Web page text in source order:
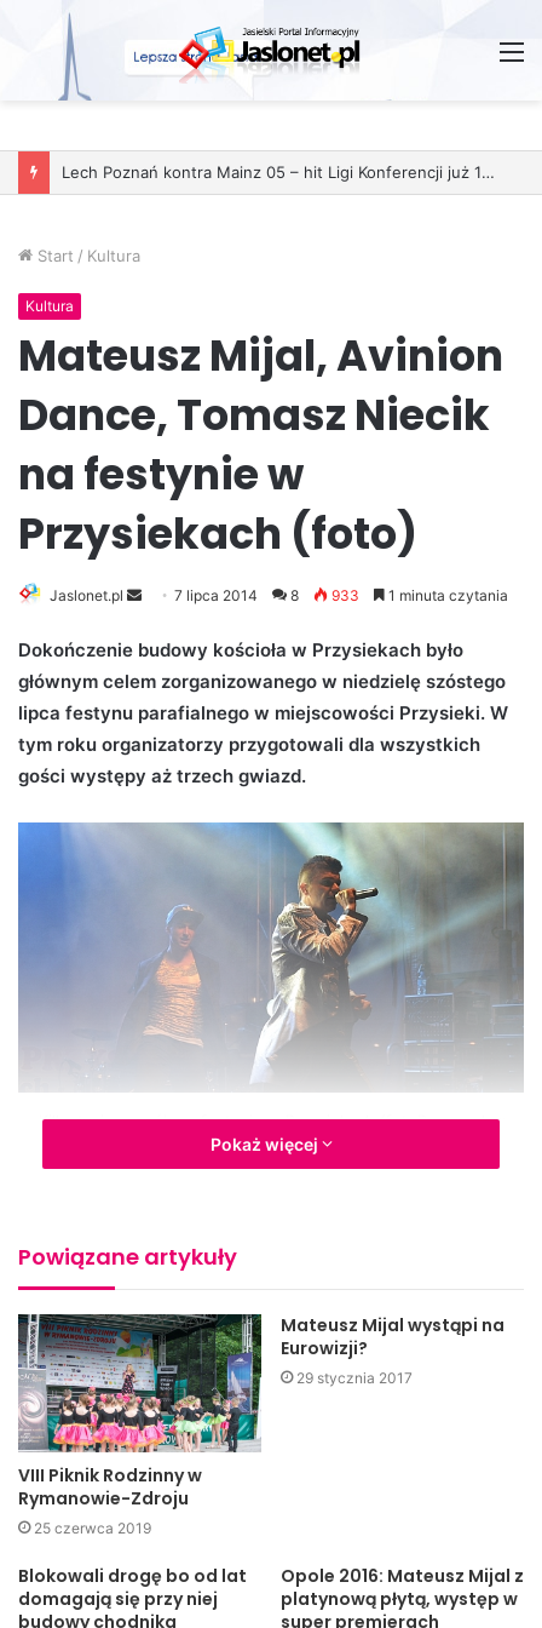
Lech Poznań kontra Mainz 05 – hit Ligi Konferencji już 11 grudnia
Start / Kultura
Kultura
Mateusz Mijal, Avinion
Dance, Tomasz Niecik
na festynie w
Przysiekach (foto)
Jaslonet.pl
n
d
a
n
e
a
7 lipca 2014 8 933 1 minuta czytania
Dokończenie budowy kościoła w Przysiekach było
głównym celem zorganizowanego w niedzielę szóstego
lipca festynu parafialnego w miejscowości Przysieki. W
tym roku organizatorzy przygotowali dla wszystkich
gości występy aż trzech gwiazd.
Kilka tysięcy osób na festynie w Przysiekach (fot. Przemysław
Janas, Jaslonet.pl)
z Gminnego Ośrodka Kultury w Skołyszynie. Godzinę
później na placu przy Szkole Podstawowej rozpoczęły się
pokazy judoków z UKS ASW Judo-Jasło pod okiem trenera
Przemysława Czarneckiego. Na miejscu zjawili się także
strażacy z Jednostki Ratowniczo-Gaśniczej Państwowej
Straży Pożarnej w Jaśle.
Pokaż więcej
Powiązane artykuły
VIII Piknik Rodzinny w
Rymanowie-Zdroju
25 czerwca 2019
Mateusz Mijal wystąpi na
Eurowizji?
29 stycznia 2017
Blokowali drogę bo od lat
domagają się przy niej
budowy chodnika
Opole 2016: Mateusz Mijal z
platynową płytą, występ w
super premierach